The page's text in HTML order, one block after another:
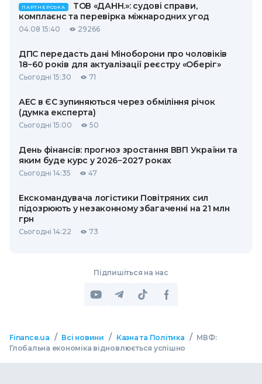
ПАРТНЕРСЬКА
ТОВ «ДАНН.»: судові справи,
комплаєнс та перевірка міжнародних угод
04.08 15:40 29266
ДПС передасть дані Міноборони про чоловіків
18−60 років для актуалізації реєстру «Оберіг»
Сьогодні 15:30 71
АЕС в ЄС зупиняються через обміління річок
(думка експерта)
Сьогодні 15:00 50
День фінансів: прогноз зростання ВВП України та
яким буде курс у 2026−2027 роках
Сьогодні 14:35 47
Екскомандувача логістики Повітряних сил
підозрюють у незаконному збагаченні на 21 млн
грн
Сьогодні 14:22 73
Підпишіться на нас
Finance.ua / Всі новини / Казна та Політика / МВФ:
Глобальна економіка відновлюється успішно